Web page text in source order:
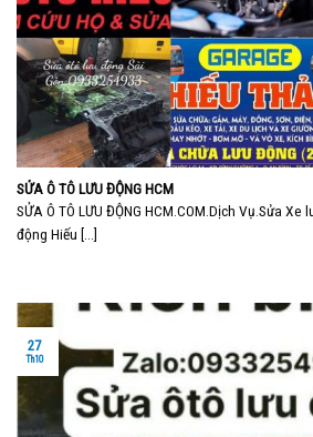
SỬA Ô TÔ LƯU ĐỘNG HCM
SỬA Ô TÔ LƯU ĐỘNG HCM.COM.Dịch Vụ.Sửa
động Hiếu [...]
27
Th10